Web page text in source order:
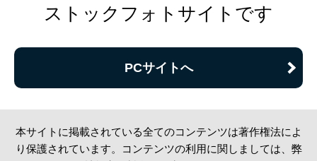
ストックフォトサイトです
PCサイトへ
本サイトに掲載されている全てのコンテンツは著作権法によ
り保護されています。コンテンツの利用に関しましては、弊